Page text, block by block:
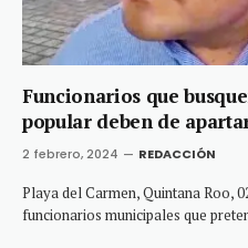
Funcionarios que
popular deben de
2 febrero, 2024 REDACCIÓN
Playa del Carmen, Quintana Roo,
funcionarios municipales que